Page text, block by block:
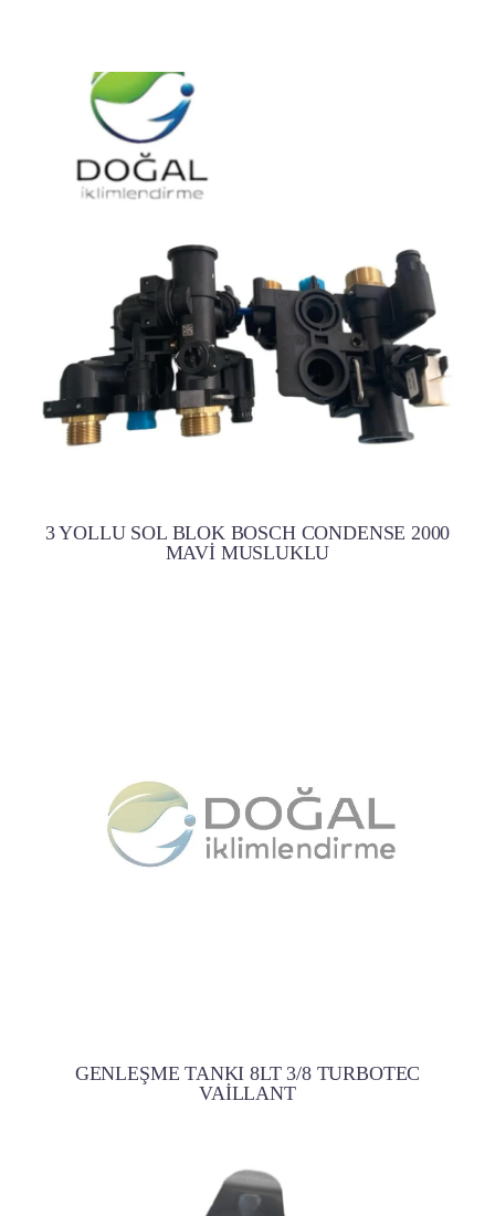
3 YOLLU SOL BLOK BOSCH CONDENSE 2000
MAVİ MUSLUKLU
GENLEŞME TANKI 8LT 3/8 TURBOTEC
VAİLLANT